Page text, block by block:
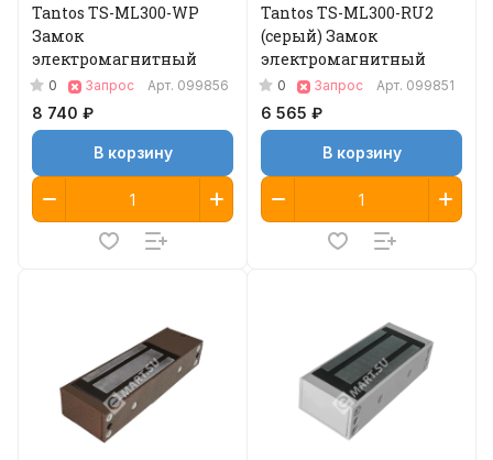
Tantos TS-ML300-WP
Замок
электромагнитный
0 Запрос Арт. 099856
8 740 ₽
В корзину
Tantos TS-ML300-RU2
(серый) Замок
электромагнитный
0 Запрос Арт. 099851
6 565 ₽
В корзину